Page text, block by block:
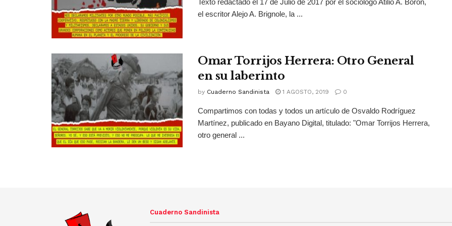
Texto redactado el 17 de Julio de 2017 por el sociólogo Atilio A. Boron,
el escritor Alejo A. Brignole, la ...
Omar Torrijos Herrera: Otro General
en su laberinto
by Cuaderno Sandinista 1 AGOSTO, 2019 0
Compartimos con todas y todos un artículo de Osvaldo Rodríguez
Martínez, publicado en Bayano Digital, titulado: "Omar Torrijos Herrera,
otro general ...
Cuaderno Sandinista